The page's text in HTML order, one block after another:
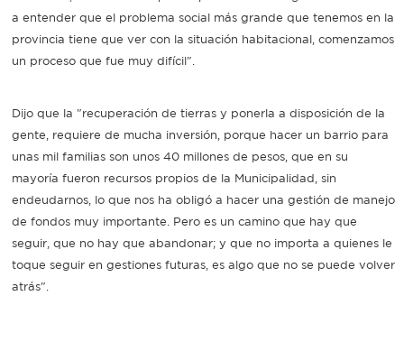
a entender que el problema social más grande que tenemos en la
provincia tiene que ver con la situación habitacional, comenzamos
un proceso que fue muy difícil".
Dijo que la "recuperación de tierras y ponerla a disposición de la
gente, requiere de mucha inversión, porque hacer un barrio para
unas mil familias son unos 40 millones de pesos, que en su
mayoría fueron recursos propios de la Municipalidad, sin
endeudarnos, lo que nos ha obligó a hacer una gestión de manejo
de fondos muy importante. Pero es un camino que hay que
seguir, que no hay que abandonar; y que no importa a quienes le
toque seguir en gestiones futuras, es algo que no se puede volver
atrás".